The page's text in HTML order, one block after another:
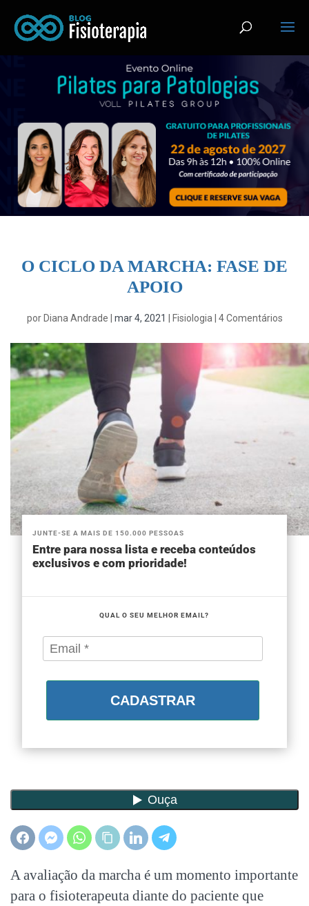
O CICLO DA MARCHA: FASE DE
APOIO
por Diana Andrade mar 4, 2021 Fisiologia| 4 Comentários
JUNTE-SE A MAIS DE 150.000 PESSOAS
Entre para nossa lista e receba conteúdos
exclusivos e com prioridade!
QUAL O SEU MELHOR EMAIL?
CADASTRAR
A avaliação da marcha é um momento importante
para o fisioterapeuta diante do paciente que